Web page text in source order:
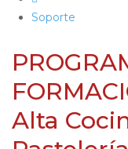
Soporte
Alta